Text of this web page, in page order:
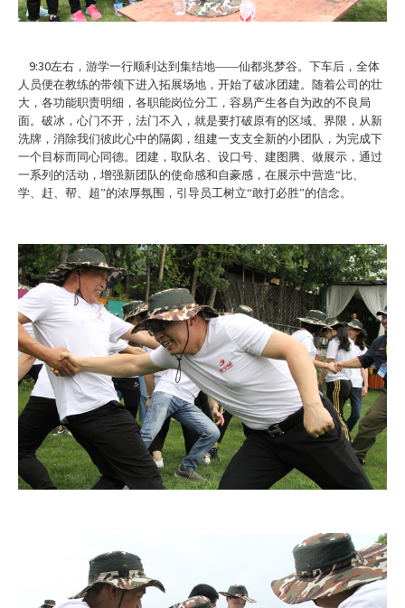
9:30左右，游学一行顺利达到集结地——仙都兆梦谷。下车后，全体
人员便在教练的带领下进入拓展场地，开始了破冰团建。随着公司的壮
大，各功能职责明细，各职能岗位分工，容易产生各自为政的不良局
面。破冰，心门不开，法门不入，就是要打破原有的区域、界限，从新
洗牌，消除我们彼此心中的隔阂，组建一支支全新的小团队，为完成下
一个目标而同心同德。团建，取队名、设口号、建图腾、做展示，通过
一系列的活动，增强新团队的使命感和自豪感，在展示中营造“比、
学、赶、帮、超”的浓厚氛围，引导员工树立“敢打必胜”的信念。